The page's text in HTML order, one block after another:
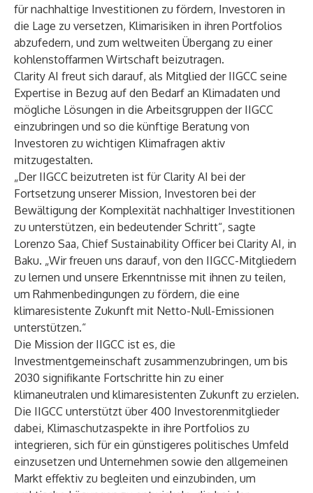
für nachhaltige Investitionen zu fördern, Investoren in
die Lage zu versetzen, Klimarisiken in ihren Portfolios
abzufedern, und zum weltweiten Übergang zu einer
kohlenstoffarmen Wirtschaft beizutragen.
Clarity AI freut sich darauf, als Mitglied der IIGCC seine
Expertise in Bezug auf den Bedarf an Klimadaten und
mögliche Lösungen in die Arbeitsgruppen der IIGCC
einzubringen und so die künftige Beratung von
Investoren zu wichtigen Klimafragen aktiv
mitzugestalten.
„Der IIGCC beizutreten ist für Clarity AI bei der
Fortsetzung unserer Mission, Investoren bei der
Bewältigung der Komplexität nachhaltiger Investitionen
zu unterstützen, ein bedeutender Schritt“, sagte
Lorenzo Saa, Chief Sustainability Officer bei Clarity AI, in
Baku. „Wir freuen uns darauf, von den IIGCC-Mitgliedern
zu lernen und unsere Erkenntnisse mit ihnen zu teilen,
um Rahmenbedingungen zu fördern, die eine
klimaresistente Zukunft mit Netto-Null-Emissionen
unterstützen.“
Die Mission der IIGCC ist es, die
Investmentgemeinschaft zusammenzubringen, um bis
2030 signifikante Fortschritte hin zu einer
klimaneutralen und klimaresistenten Zukunft zu erzielen.
Die IIGCC unterstützt über 400 Investorenmitglieder
dabei, Klimaschutzaspekte in ihre Portfolios zu
integrieren, sich für ein günstigeres politisches Umfeld
einzusetzen und Unternehmen sowie den allgemeinen
Markt effektiv zu begleiten und einzubinden, um